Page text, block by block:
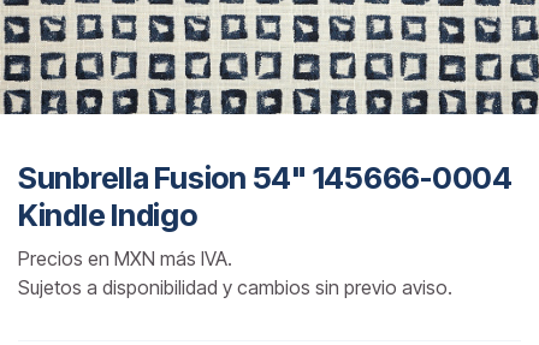
Sunbrella Fusion 54" 145666-0004
Kindle Indigo
Precios en MXN más IVA.
Sujetos a disponibilidad y cambios sin previo aviso.